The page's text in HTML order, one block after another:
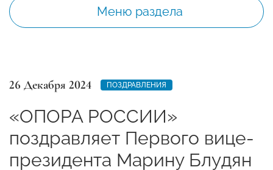
Меню раздела
26 Декабря 2024 ПОЗДРАВЛЕНИЯ
«ОПОРА РОССИИ»
поздравляет Первого вице-
президента Марину Блудян